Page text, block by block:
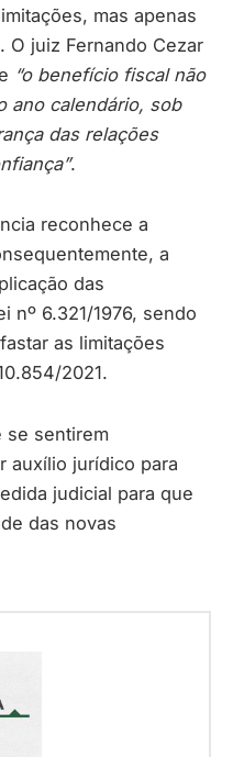
mas apenas
O juiz Fernando Cezar
“o benefício fiscal não
ano calendário, sob
das relações
.
reconhece a
a
das
nº 6.321/1976, sendo
as limitações
2021.
se sentirem
auxílio jurídico para
judicial para que
das novas